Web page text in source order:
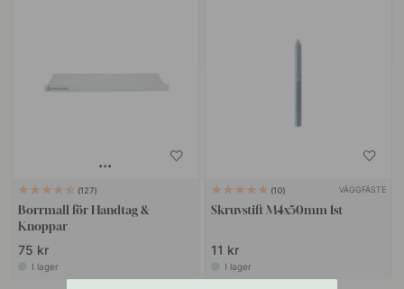
127
Borrmall för Handtag &
Knoppar
75 kr
I lager
10 VÄGGFÄSTE
Skruvstift M4x50mm 1st
11 kr
I lager